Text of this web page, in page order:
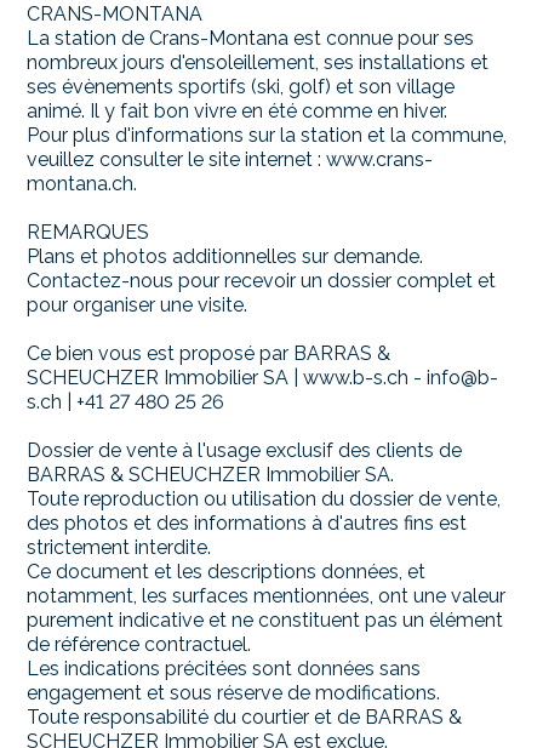
CRANS-MONTANA
La station de Crans-Montana est connue pour ses
nombreux jours d'ensoleillement, ses installations et
ses évènements sportifs (ski, golf) et son village
animé. Il y fait bon vivre en été comme en hiver.
Pour plus d'informations sur la station et la commune,
veuillez consulter le site internet : www.crans-
montana.ch.
REMARQUES
Plans et photos additionnelles sur demande.
Contactez-nous pour recevoir un dossier complet et
pour organiser une visite.
Ce bien vous est proposé par BARRAS &
SCHEUCHZER Immobilier SA | www.b-s.ch - info@b-
s.ch | +41 27 480 25 26
Dossier de vente à l'usage exclusif des clients de
BARRAS & SCHEUCHZER Immobilier SA.
Toute reproduction ou utilisation du dossier de vente,
des photos et des informations à d'autres fins est
strictement interdite.
Ce document et les descriptions données, et
notamment, les surfaces mentionnées, ont une valeur
purement indicative et ne constituent pas un élément
de référence contractuel.
Les indications précitées sont données sans
engagement et sous réserve de modifications.
Toute responsabilité du courtier et de BARRAS &
SCHEUCHZER Immobilier SA est exclue.